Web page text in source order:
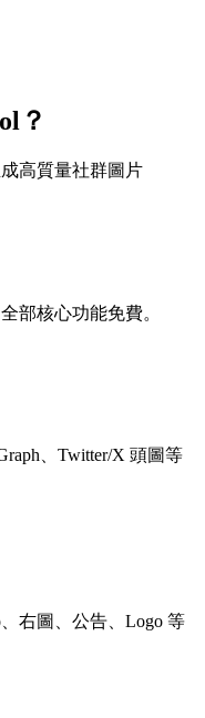
？
高質量社群圖片
部核心功能免費。
、Twitter/X 頭圖等
右圖、公告、Logo 等